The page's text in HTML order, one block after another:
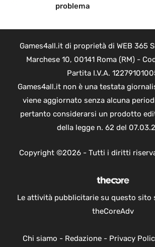
problema
Games4all.it di proprietà di WEB 365
Marchese 10, 00141 Roma (RM) -
Partita I.V.A.
Games4all.it non è una testata
viene aggiornato senza alcuna
pertanto considerarsi un prodotto
della legge n. 62 del
Copyright ©2026 - Tutti i diritti
Le attività pubblicitarie su questo sito
theCoreAdv
Chi siamo - Redazione- Privacy